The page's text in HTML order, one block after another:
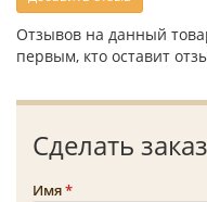
Отзывов на данный
первым, кто оставит
Сделать заказ
Имя